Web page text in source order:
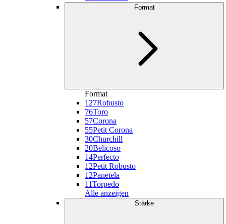
Format
Format
127Robusto
76Toro
57Corona
55Petit Corona
30Churchill
20Belicoso
14Perfecto
12Petit Robusto
12Panetela
11Torpedo
Alle anzeigen
Stärke